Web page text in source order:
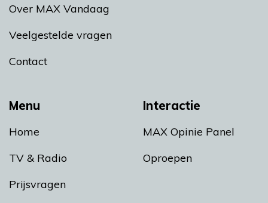
Menu
Home
TV & Radio
Prijsvragen
Interactie
MAX Opinie Panel
Oproepen
Over MAX Vandaag
Veelgestelde vragen
Contact